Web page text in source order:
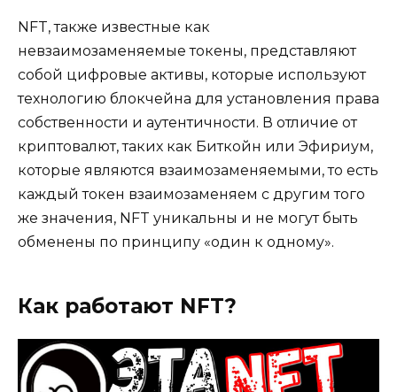
NFT, также известные как
невзаимозаменяемые токены, представляют
собой цифровые активы, которые используют
технологию блокчейна для установления права
собственности и аутентичности. В отличие от
криптовалют, таких как Биткойн или Эфириум,
которые являются взаимозаменяемыми, то есть
каждый токен взаимозаменяем с другим того
же значения, NFT уникальны и не могут быть
обменены по принципу «один к одному».
Как работают NFT?